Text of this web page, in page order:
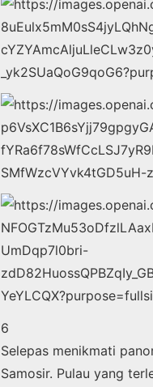
6
Selepas menikmati
Samosir. Pulau yang